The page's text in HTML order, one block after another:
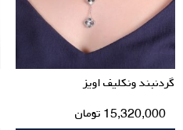
گردنبند ونکلیف اویز
15,320,000 تومان